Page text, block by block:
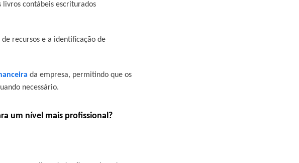
contábeis escriturados
recursos e a identificação de
da empresa, permitindo que os
necessário.
um nível mais profissional?